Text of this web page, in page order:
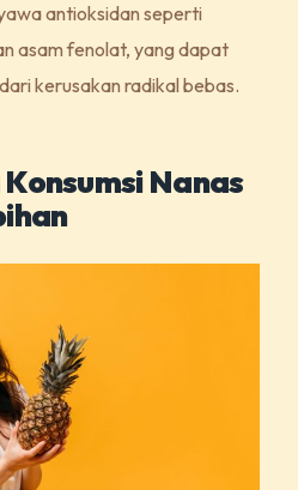
antioksidan seperti
asam fenolat, yang dapat
kerusakan radikal bebas.
Nanas